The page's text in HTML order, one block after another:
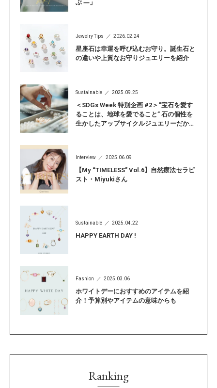
ぶ ―」
Jewelry Tips 2026.02.24
星座石は幸運を呼び込むお守り。誕生石と
の違いや上質なお守りジュエリーを紹介
Sustainable 2025.09.25
＜SDGs Week 特別企画 #2＞“宝石を愛す
ることは、地球を愛でること” 石の個性を
生かしたアップサイクルジュエリーだから
Interview 2025.06.09
【My “TIMELESS” Vol.6】自然療法セラピ
スト・Miyukiさん
Sustainable 2025.04.22
HAPPY EARTH DAY !
Fashion 2025.03.06
ホワイトデーにおすすめのアイテムを紹
介！予算別やアイテムの意味からも
Ranking